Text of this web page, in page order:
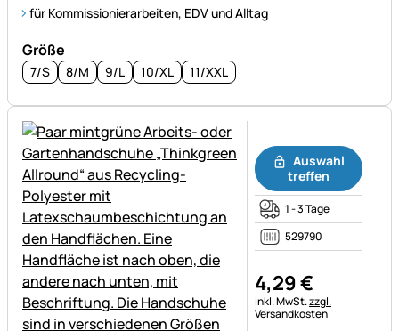
für Kommissionierarbeiten, EDV und Alltag
Größe
7/S 8/M 9/L 10/XL 11/XXL
Auswahl
treffen
1 - 3 Tage
529790
4,29€
Steuerhinweis:
inkl. MwSt.zzgl.
Versandkosten